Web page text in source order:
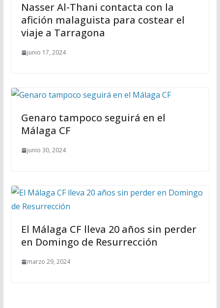
Nasser Al-Thani contacta con la
afición malaguista para costear el
viaje a Tarragona
junio 17, 2024
Genaro tampoco seguirá en el
Málaga CF
junio 30, 2024
El Málaga CF lleva 20 años sin perder
en Domingo de Resurrección
marzo 29, 2024